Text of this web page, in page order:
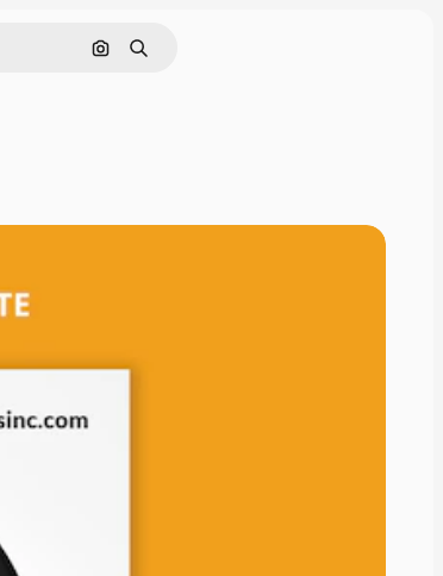
Pesquisar por imagem
Buscar